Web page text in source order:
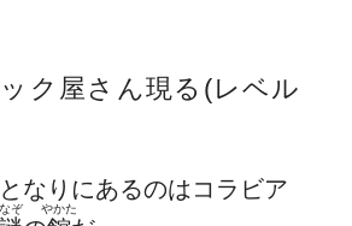
ク屋さん現る(レベル
なりにあるのはコラビア
なぞ やかた